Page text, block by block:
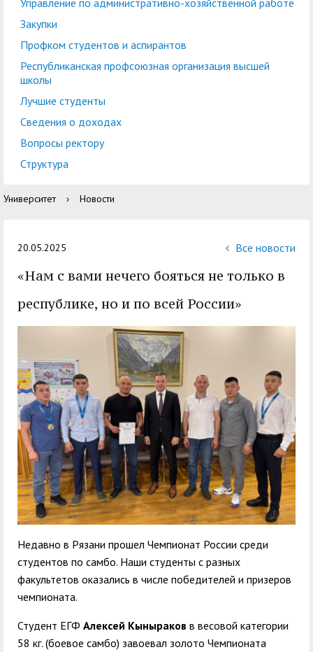
Международная
деятельность
Управление по
административно-
Закупки
Республиканская
организация высшей
Центр тестирования
иностранных граждан
по русскому языку
Центр развития
компетенций
Центр русского языка
обучающихся ГАГУ
Образовательный
модуль «Обучение
Информация о
предоставлении
отпуска обучающимся
Управление по административно-хозяйственной работе
Закупки
Профком студентов и аспирантов
Республиканская профсоюзная организация высшей
школы
Лучшие студенты
Сведения о доходах
Вопросы ректору
Структура
Университет › Новости
20.05.2025 Все новости
«Нам с вами нечего бояться не только в
республике, но и по всей России»
Недавно в Рязани прошел Чемпионат России среди
студентов по самбо. Наши студенты с разных
факультетов оказались в числе победителей и призеров
чемпионата.
Студент ЕГФ Алексей Кыныраков в весовой категории
58 кг. (боевое самбо) завоевал золото Чемпионата